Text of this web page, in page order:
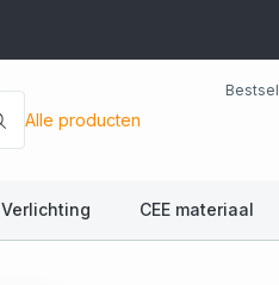
Alle producten
Verlichting CEE materiaal